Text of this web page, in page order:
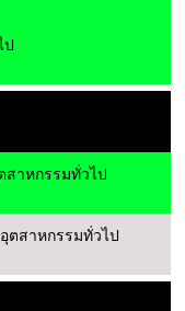
ป
สาหกรรมทั่วไป
ตสาหกรรมทั่วไป